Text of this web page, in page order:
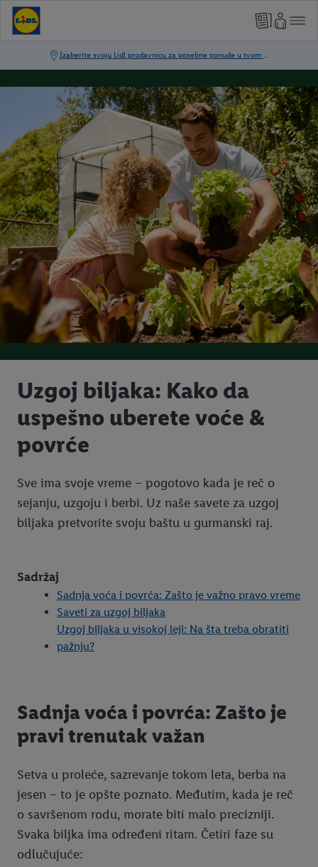
Uzgoj biljaka: Kako da
uspešno uberete voće &
povrće
Sve ima svoje vreme – pogotovo kada je reč o
sejanju, uzgoju i berbi. Uz naše savete za uzgoj
biljaka pretvorite svoju baštu u gurmanski raj.
Sadržaj
Sadnja voća i povrća: Zašto je važno pravo vreme
Saveti za uzgoj biljaka
Uzgoj biljaka u visokoj leji: Na šta treba obratiti
pažnju?
Sadnja voća i povrća: Zašto je
pravi trenutak važan
Setva u proleće, sazrevanje tokom leta, berba na
jesen – to je opšte poznato. Međutim, kada je reč
o savršenom rodu, morate biti malo precizniji.
Svaka biljka ima određeni ritam. Četiri faze su
odlučujuće: